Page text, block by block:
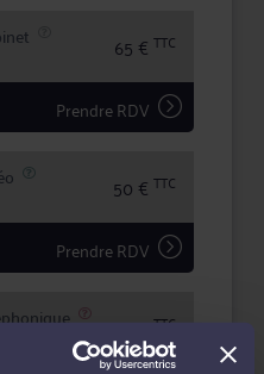
leurs intérêts avec
65 € TTC
Prendre RDV
50 € TTC
Prendre RDV
50 €TTC